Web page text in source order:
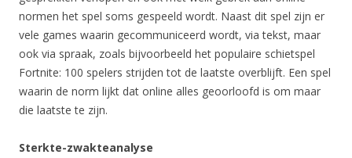
normen het spel soms gespeeld wordt. Naast dit spel zijn er
vele games waarin gecommuniceerd wordt, via tekst, maar
ook via spraak, zoals bijvoorbeeld het populaire schietspel
Fortnite: 100 spelers strijden tot de laatste overblijft. Een spel
waarin de norm lijkt dat online alles geoorloofd is om maar
die laatste te zijn.
Sterkte-zwakteanalyse